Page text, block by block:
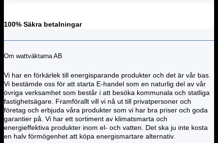
100% Säkra betalningar
Om wattväktarna AB
Vi har en förkärlek till energisparande produkter och det är vår bas.
Vi bestämde oss för att starta E-handel som en naturlig del av vår
övriga verksamhet som består i att besöka kommunala och statliga
fastighetsägare. Framförallt vill vi nå ut till privatpersoner och
företag och erbjuda våra produkter som vi har bra priser och goda
garantier på. Vi har ett sortiment av klimatsmarta och
energieffektiva produkter inom el- och vatten. Det ska ju inte kosta
en halv förmögenhet att köpa energismartare alternativ.